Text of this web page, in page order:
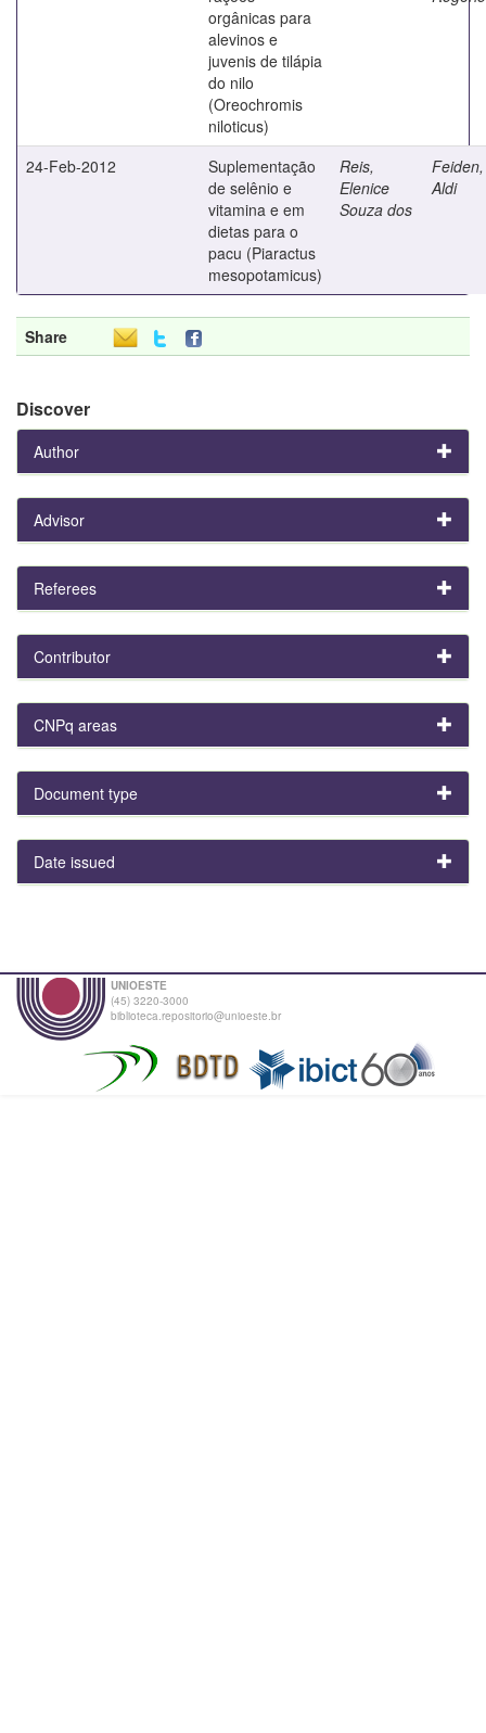
orgânicas para
alevinos e
juvenis de tilápia
do nilo
(Oreochromis
niloticus)
24-Feb-2012
Suplementação
de selênio e
vitamina e em
dietas para o
pacu (Piaractus
mesopotamicus)
Reis,
Elenice
Souza dos
Feiden,
Aldi
Share
Discover
Author
Advisor
Referees
Contributor
CNPq areas
Document type
Date issued
UNIOESTE
(45) 3220-3000
biblioteca.repositorio@unioeste.br